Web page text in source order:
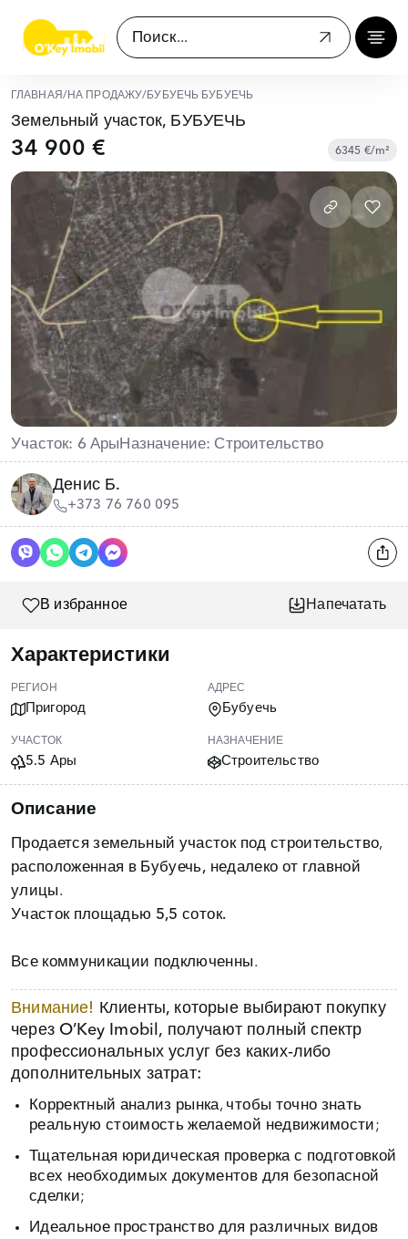
ГЛАВНАЯ/ НА ПРОДАЖУ/ БУБУЕЧЬ БУБУЕЧЬ
Земельный участок, БУБУЕЧЬ
34 900 € 6345 €/m²
Участок: 6 Ары Назначение: Строительство
Денис Б.
+373 76 760 095
В избранное Напечатать
Характеристики
РЕГИОН
Пригород
АДРЕС
Бубуечь
УЧАСТОК
5.5 Ары
НАЗНАЧЕНИЕ
Строительство
Описание
Продается земельный участок под строительство,
расположенная в Бубуечь, недалеко от главной
улицы.
Участок площадью 5,5 соток.
Все коммуникации подключенны.
Внимание!
Клиенты, которые выбирают покупку
через O’Key Imobil, получают полный спектр
профессиональных услуг без каких‑либо
дополнительных затрат:
Корректный анализ рынка, чтобы точно знать
реальную стоимость желаемой недвижимости;
Тщательная юридическая проверка с подготовкой
всех необходимых документов для безопасной
сделки;
Идеальное пространство для различных видов